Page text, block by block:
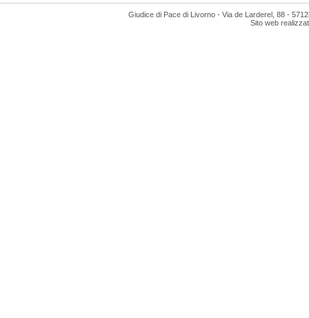
Giudice di Pace di Livorno - Via de Larderel, 88 -
Sito web